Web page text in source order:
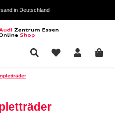
in Deutschland